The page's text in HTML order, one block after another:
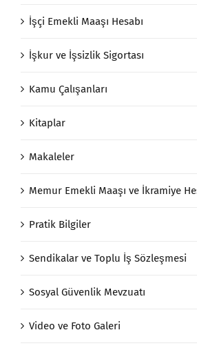
İşçi Emekli Maaşı Hesabı
İşkur ve İşsizlik Sigortası
Kamu Çalışanları
Kitaplar
Makaleler
Memur Emekli Maaşı ve İkramiye
Pratik Bilgiler
Sendikalar ve Toplu İş Sözleşmesi
Sosyal Güvenlik Mevzuatı
Video ve Foto Galeri